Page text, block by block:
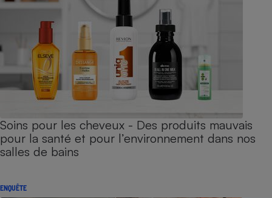
Soins pour les cheveux - Des produits mauvais
pour la santé et pour l’environnement dans nos
salles de bains
ENQUÊTE